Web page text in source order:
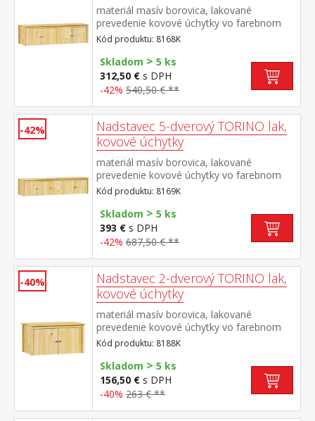
materiál masív borovica, lakované
prevedenie kovové úchytky vo farebnom
prevedení černená mosadz nadstavec pre
skriňu 8068K
Kód produktu: 8168K
Skladom > 5 ks
312,50 € s DPH
-42% 540,50 € **
-42%
Nadstavec 5-dverový TORINO lak,
kovové úchytky
materiál masív borovica, lakované
prevedenie kovové úchytky vo farebnom
prevedení černená mosadz nadstavec pre
skriňu 8069K
Kód produktu: 8169K
Skladom > 5 ks
393 € s DPH
-42% 687,50 € **
-40%
Nadstavec 2-dverový TORINO lak,
kovové úchytky
materiál masív borovica, lakované
prevedenie kovové úchytky vo farebnom
prevedení černená mosadz nadstavec pre
skriňu 8088K
Kód produktu: 8188K
Skladom > 5 ks
156,50 € s DPH
-40% 263 € **